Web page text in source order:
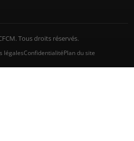
Tous droits réservés.
légalesConfidentialitéPlan du site